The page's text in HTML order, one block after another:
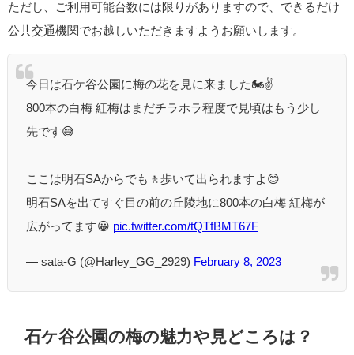
ただし、ご利用可能台数には限りがありますので、できるだけ
公共交通機関でお越しいただきますようお願いします。
今日は石ケ谷公園に梅の花を見に来ました🏍️✌️
800本の白梅 紅梅はまだチラホラ程度で見頃はもう少し
先です😅
ここは明石SAからでも🚶歩いて出られますよ😊
明石SAを出てすぐ目の前の丘陵地に800本の白梅 紅梅が
広がってます😀 pic.twitter.com/tQTfBMT67F
— sata-G (@Harley_GG_2929) February 8, 2023
石ケ谷公園の梅の魅力や見どころは？